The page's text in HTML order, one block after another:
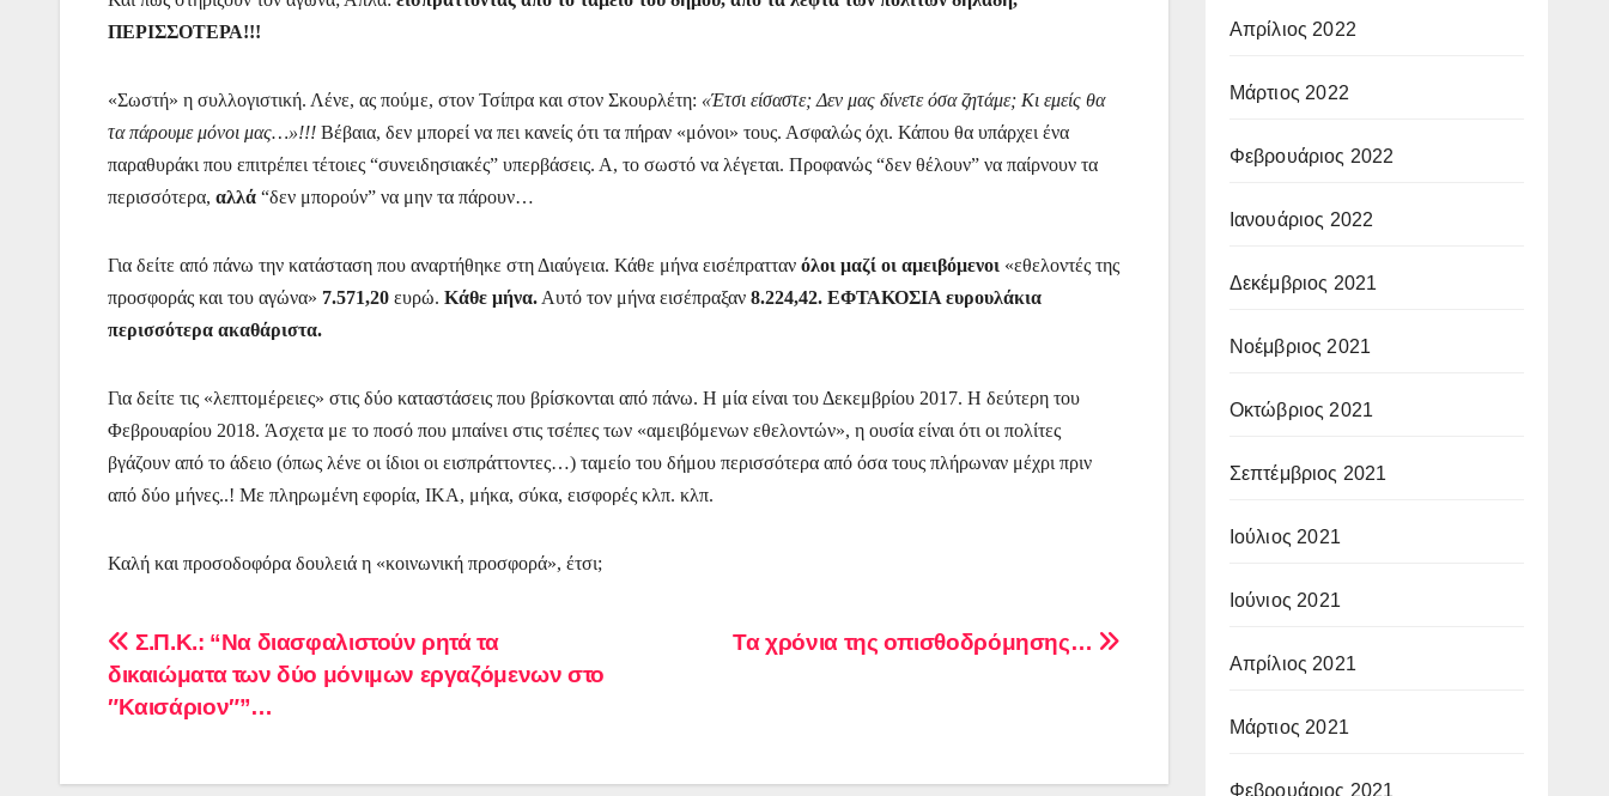
ΠΕΡΙΣΣΟΤΕΡΑ!!!
«Σωστή» η συλλογιστική. Λένε, ας πούμε, στον Τσίπρα και στον Σκουρλέτη: «Έτσι είσαστε; Δεν μας δίνετε όσα ζητάμε; Κι εμείς θα
τα πάρουμε μόνοι μας…»!!! Βέβαια, δεν μπορεί να πει κανείς ότι τα πήραν «μόνοι» τους. Ασφαλώς όχι. Κάπου θα υπάρχει ένα
παραθυράκι που επιτρέπει τέτοιες “συνειδησιακές” υπερβάσεις. Α, το σωστό να λέγεται. Προφανώς “δεν θέλουν” να παίρνουν τα
περισσότερα, αλλά “δεν μπορούν” να μην τα πάρουν…
Για δείτε από πάνω την κατάσταση που αναρτήθηκε στη Διαύγεια. Κάθε μήνα εισέπρατταν όλοι μαζί οι αμειβόμενοι «εθελοντές της
προσφοράς και του αγώνα» 7.571,20 ευρώ. Κάθε μήνα. Αυτό τον μήνα εισέπραξαν 8.224,42. ΕΦΤΑΚΟΣΙΑ ευρουλάκια
περισσότερα ακαθάριστα.
Για δείτε τις «λεπτομέρειες» στις δύο καταστάσεις που βρίσκονται από πάνω. Η μία είναι του Δεκεμβρίου 2017. Η δεύτερη του
Φεβρουαρίου 2018. Άσχετα με το ποσό που μπαίνει στις τσέπες των «αμειβόμενων εθελοντών», η ουσία είναι ότι οι πολίτες
βγάζουν από το άδειο (όπως λένε οι ίδιοι οι εισπράττοντες…) ταμείο του δήμου περισσότερα από όσα τους πλήρωναν μέχρι πριν
από δύο μήνες..! Με πληρωμένη εφορία, ΙΚΑ, μήκα, σύκα, εισφορές κλπ. κλπ.
Καλή και προσοδοφόρα δουλειά η «κοινωνική προσφορά», έτσι;
Πλοήγηση
άρθρων
Τα χρόνια της οπισθοδρόμησης…
Σ.Π.Κ.: “Να διασφαλιστούν ρητά τα
δικαιώματα των δύο μόνιμων εργαζόμενων στο
″Καισάριον″”…
Απρίλιος 2022
Μάρτιος 2022
Φεβρουάριος 2022
Ιανουάριος 2022
Δεκέμβριος 2021
Νοέμβριος 2021
Οκτώβριος 2021
Σεπτέμβριος 2021
Ιούλιος 2021
Ιούνιος 2021
Απρίλιος 2021
Μάρτιος 2021
Φεβρουάριος 2021